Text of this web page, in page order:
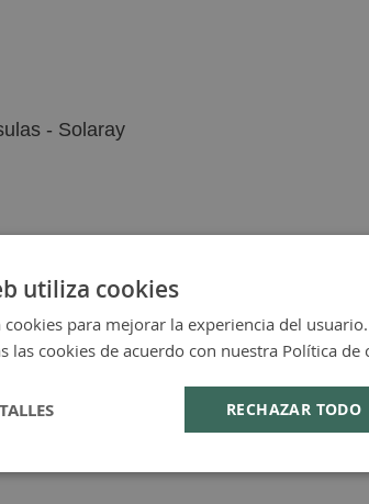
- Solaray
utiliza cookies
cookies para mejorar la experiencia del
las cookies de acuerdo con nuestra Política de
RECHAZAR TODO